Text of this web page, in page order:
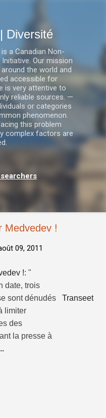
Diversité
a Canadian Non-
Our mission
the world and
accessible for
is very attentive to
reliable sources. —
or categories
phenomenon.
this problem
complex factors are
Medvedev !
09, 2011
!: "
date, trois
sont dénudés
limiter
des
la presse à
Transeet